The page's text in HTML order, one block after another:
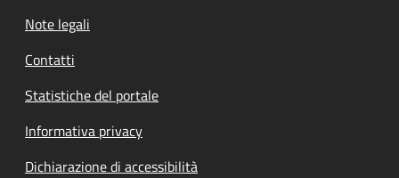
Note legali
Contatti
Statistiche del portale
Informativa privacy
Dichiarazione di accessibilità